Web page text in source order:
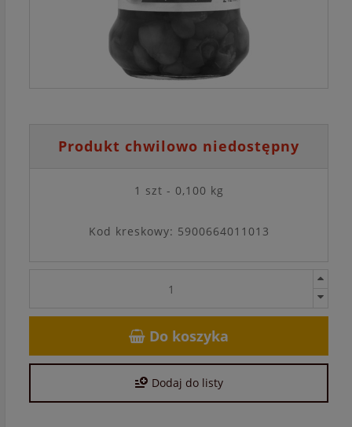
Produkt chwilowo niedostępny
1 szt - 0,100 kg
Kod kreskowy: 5900664011013
Do koszyka
Dodaj do listy